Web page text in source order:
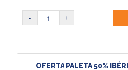
OFERTA PALETA 50%